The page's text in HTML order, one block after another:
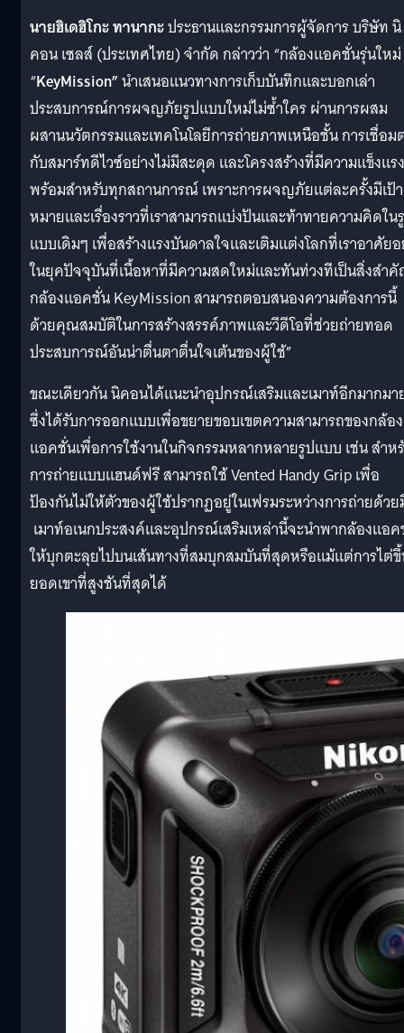
นายฮิเดฮิโกะ ทานากะประธานและกรรมการผู้จัดการ บริษัท นิ
คอน เซลส์ (ประเทศไทย) จำกัด กล่าวว่า “กล้องแอคชั่นรุ่นใหม่
“KeyMission”นำเสนอแนวทางการเก็บบันทึกและบอกเล่า
ประสบการณ์การผจญภัยรูปแบบใหม่ไม่ซ้ำใคร ผ่านการผสม
ผสานนวัตกรรมและเทคโนโลยีการถ่ายภาพเหนือชั้น การเชื่อม
กับสมาร์ทดีไวซ์อย่างไม่มีสะดุด และโครงสร้างที่มีความแข็งแรง
พร้อมสำหรับทุกสถานการณ์ เพราะการผจญภัยแต่ละครั้งมีเป้า
หมายและเรื่องราวที่เราสามารถแบ่งปันและท้าทายความคิดใน
แบบเดิมๆ เพื่อสร้างแรงบันดาลใจและเติมแต่งโลกที่เราอาศัย
ในยุคปัจจุบันที่เนื้อหาที่มีความสดใหม่และทันท่วงทีเป็นสิ่งสำ
กล้องแอคชั่น KeyMission สามารถตอบสนองความต้องการนี้
ด้วยคุณสมบัติในการสร้างสรรค์ภาพและวีดีโอที่ช่วยถ่ายทอด
ประสบการณ์อันน่าตื่นตาตื่นใจเต้นของผู้ใช้”
ขณะเดียวกัน นิคอนได้แนะนำอุปกรณ์เสริมและเมาท์อีกมากมา
ซึ่งได้รับการออกแบบเพื่อขยายขอบเขตความสามารถของกล้อง
แอคชั่นเพื่อการใช้งานในกิจกรรมหลากหลายรูปแบบ เช่น สำห
การถ่ายแบบแฮนด์ฟรี สามารถใช้ Vented Handy Grip เพื่อ
ป้องกันไม่ให้ตัวของผู้ใช้ปรากฏอยู่ในเฟรมระหว่างการถ่ายด้ว
เมาท์อเนกประสงค์และอุปกรณ์เสริมเหล่านี้จะนำพากล้องแอ
ให้บุกตะลุยไปบนเส้นทางที่สมบุกสมบันที่สุดหรือแม้แต่การไต่
ยอดเขาที่สูงชันที่สุดได้